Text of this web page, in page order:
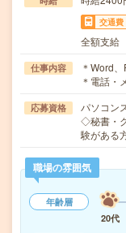
交通費
全額支給
仕事内容
＊Word
＊電話・
応募資格
パソコン
◇秘書・
験がある
職場の雰囲気
年齢層
20代